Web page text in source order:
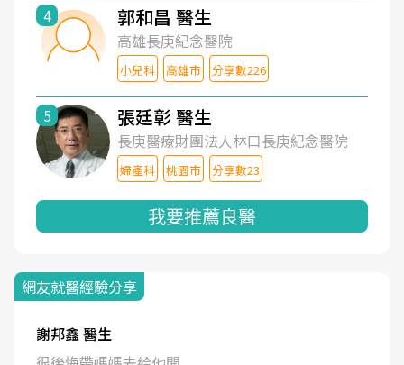
4 郭和昌 醫生
高雄長庚紀念醫院
小兒科 高雄市 分享數226
5 張廷彰 醫生
長庚醫療財團法人林口長庚紀念醫院
婦產科 桃園市 分享數23
我要推薦良醫
網友就醫經驗分享
謝邦鑫 醫生